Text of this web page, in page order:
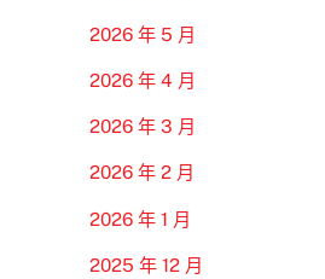
2026 年 5 月
2026 年 4 月
2026 年 3 月
2026 年 2 月
2026 年 1 月
2025 年 12 月